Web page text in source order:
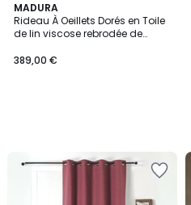
MADURA
Rideau À Oeillets Dorés en Toile
de lin viscose rebrodée de
389,00 €